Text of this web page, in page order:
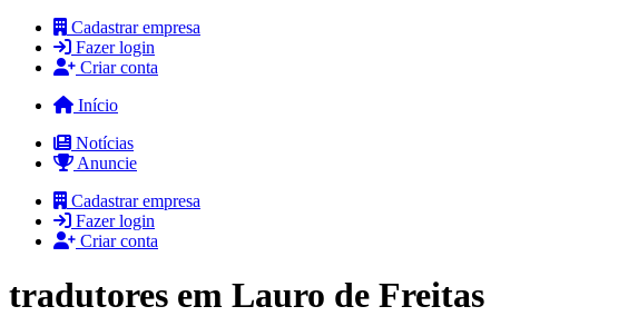
Cadastrar empresa
Fazer login
Criar conta
Início
Notícias
Anuncie
Cadastrar empresa
Fazer login
Criar conta
tradutores em Lauro de Freitas